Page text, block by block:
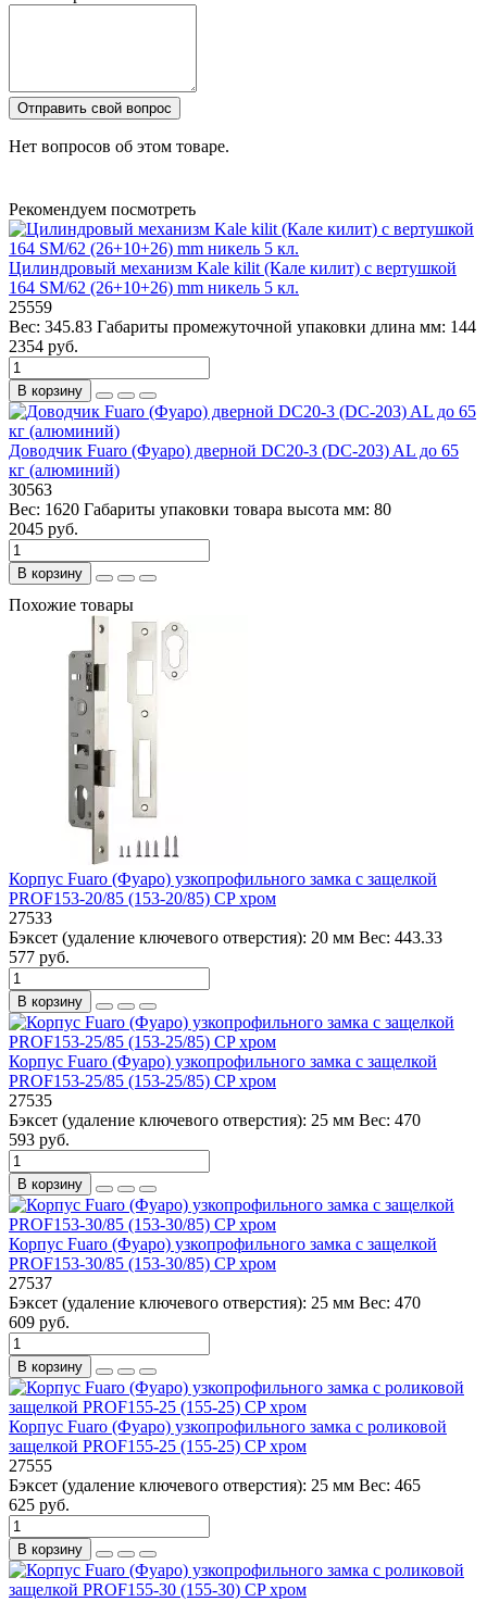
Отправить свой вопрос
Нет вопросов об этом товаре.
Рекомендуем посмотреть
Цилиндровый механизм Kale kilit (Кале килит) с вертушкой
164 SM/62 (26+10+26) mm никель 5 кл.
25559
Вес: 345.83 Габариты промежуточной упаковки длина мм: 144
2354 руб.
В корзину
Доводчик Fuaro (Фуаро) дверной DC20-3 (DC-203) AL до 65
кг (алюминий)
30563
Вес: 1620 Габариты упаковки товара высота мм: 80
2045 руб.
В корзину
Похожие товары
Корпус Fuaro (Фуаро) узкопрофильного замка с защелкой
PROF153-20/85 (153-20/85) CP хром
27533
Бэксет (удаление ключевого отверстия): 20 мм Вес: 443.33
577 руб.
В корзину
Корпус Fuaro (Фуаро) узкопрофильного замка с защелкой
PROF153-25/85 (153-25/85) CP хром
27535
Бэксет (удаление ключевого отверстия): 25 мм Вес: 470
593 руб.
В корзину
Корпус Fuaro (Фуаро) узкопрофильного замка с защелкой
PROF153-30/85 (153-30/85) CP хром
27537
Бэксет (удаление ключевого отверстия): 25 мм Вес: 470
609 руб.
В корзину
Корпус Fuaro (Фуаро) узкопрофильного замка с роликовой
защелкой PROF155-25 (155-25) CP хром
27555
Бэксет (удаление ключевого отверстия): 25 мм Вес: 465
625 руб.
В корзину